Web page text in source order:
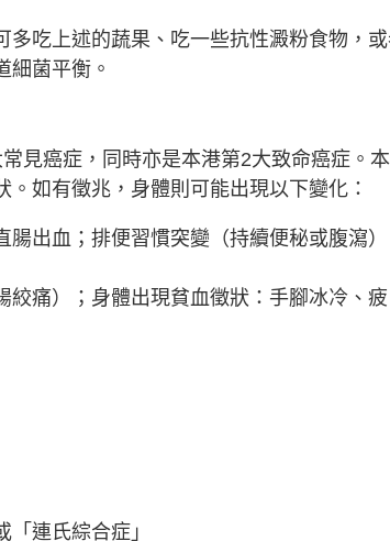
吃上述的蔬果、吃一些抗性澱粉食物，
細菌平衡。
見癌症，同時亦是本港第2大致命癌症。
如有徵兆，身體則可能出現以下變化：
出血；排便習慣突變（持續便秘或腹瀉
痛）；身體出現貧血徵狀：手腳冰冷、疲
連氏綜合症」